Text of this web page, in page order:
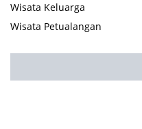
Wisata Keluarga
Wisata Petualangan